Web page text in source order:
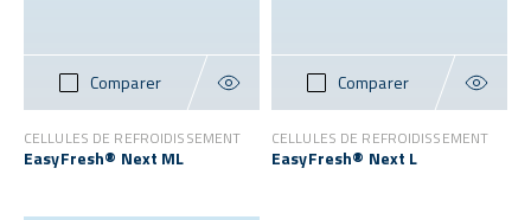
Comparer
CELLULES DE REFROIDISSEMENT
EasyFresh® Next ML
Comparer
CELLULES DE REFROIDISSEMENT
EasyFresh® Next L